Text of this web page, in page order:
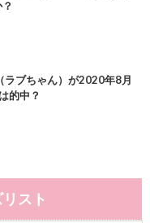
ラブちゃん）が2020年8月
的中？
スト